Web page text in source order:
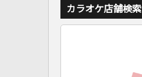
カラオケ店舗検索